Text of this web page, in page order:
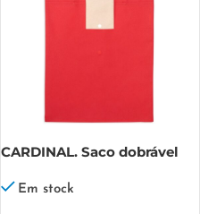
CARDINAL. Saco dobrável
Em stock